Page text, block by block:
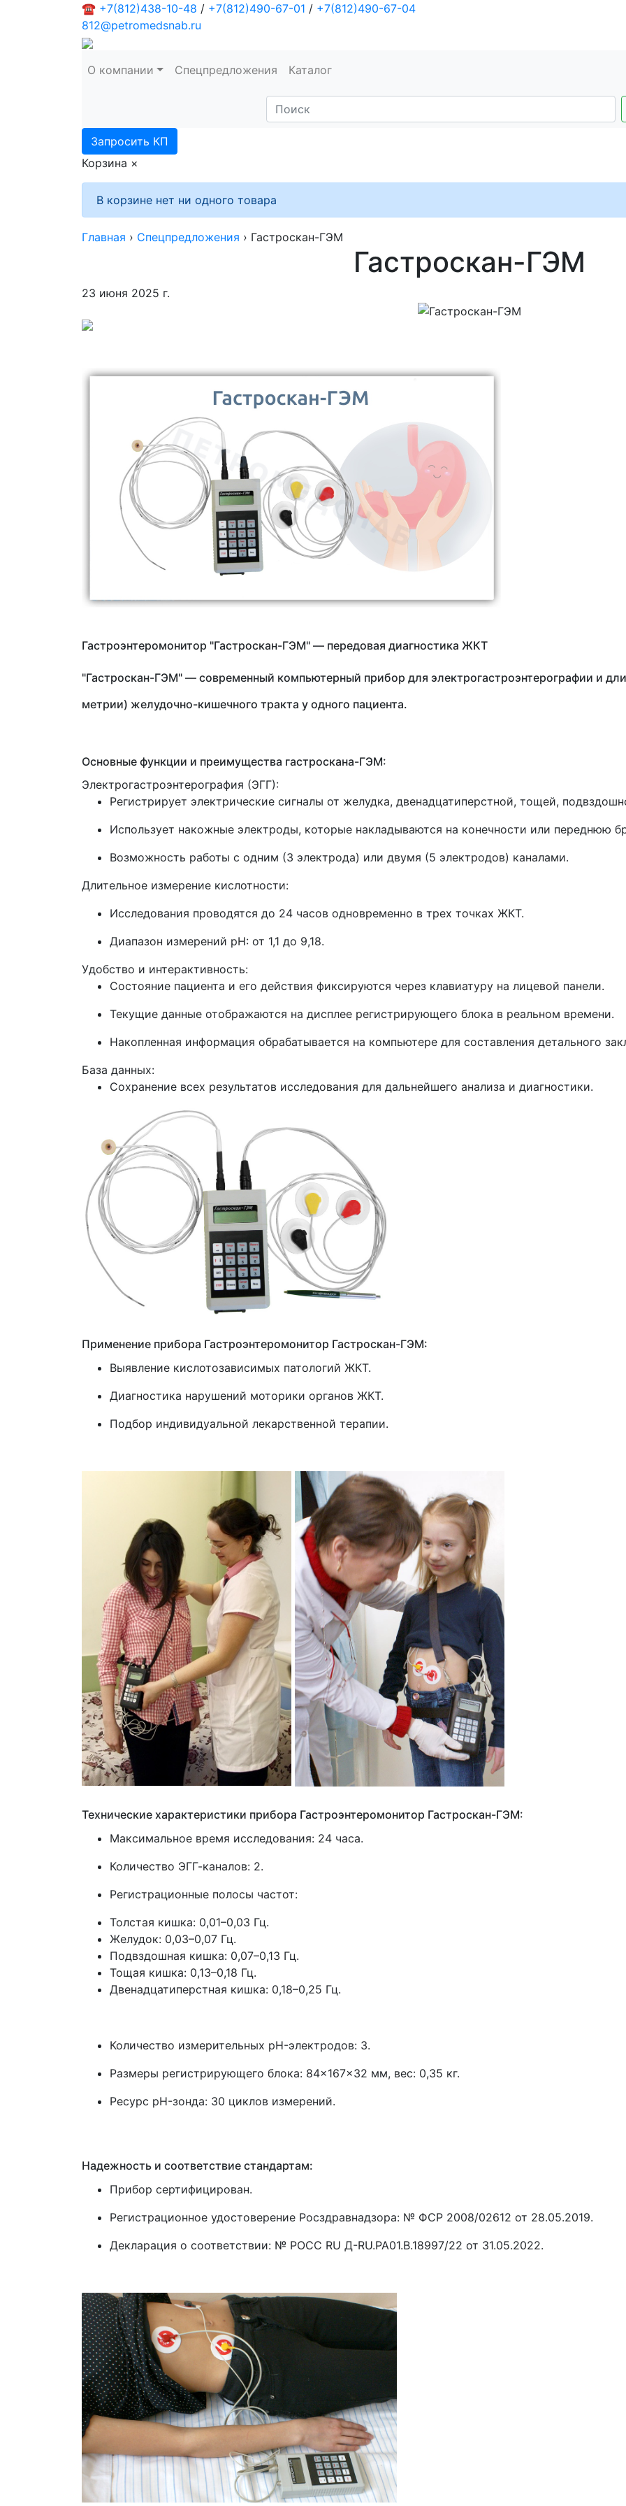
☎ +7(812)438-10-48 / +7(812)490-67-01 / +7(812)490-67-04
812@petromedsnab.ru
О компании Спецпредложения Каталог
Запросить КП
Корзина ×
В корзине нет ни одного товара
Главная › Спецпредложения › Гастроскан-ГЭМ
Гастроскан-ГЭМ
23 июня 2025 г.
Гастроэнтеромонитор "Гастроскан-ГЭМ" — передовая диагностика ЖКТ
"Гастроскан-ГЭМ" — современный компьютерный прибор для электрогастроэнтерографии и
метрии) желудочно-кишечного тракта у одного пациента.
Основные функции и преимущества гастроскана-ГЭМ:
Электрогастроэнтерография (ЭГГ):
Регистрирует электрические сигналы от желудка, двенадцатиперстной, тощей,
Использует накожные электроды, которые накладываются на конечности или переднюю
Возможность работы с одним (3 электрода) или двумя (5 электродов) каналами.
Длительное измерение кислотности:
Исследования проводятся до 24 часов одновременно в трех точках ЖКТ.
Диапазон измерений pH: от 1,1 до 9,18.
Удобство и интерактивность:
Состояние пациента и его действия фиксируются через клавиатуру на лицевой панели.
Текущие данные отображаются на дисплее регистрирующего блока в реальном времени.
Накопленная информация обрабатывается на компьютере для составления детального
База данных:
Сохранение всех результатов исследования для дальнейшего анализа и диагностики.
Применение прибора Гастроэнтеромонитор Гастроскан-ГЭМ:
Выявление кислотозависимых патологий ЖКТ.
Диагностика нарушений моторики органов ЖКТ.
Подбор индивидуальной лекарственной терапии.
Технические характеристики прибора Гастроэнтеромонитор Гастроскан-ГЭМ:
Максимальное время исследования: 24 часа.
Количество ЭГГ-каналов: 2.
Регистрационные полосы частот:
Толстая кишка: 0,01–0,03 Гц.
Желудок: 0,03–0,07 Гц.
Подвздошная кишка: 0,07–0,13 Гц.
Тощая кишка: 0,13–0,18 Гц.
Двенадцатиперстная кишка: 0,18–0,25 Гц.
Количество измерительных pH-электродов: 3.
Размеры регистрирующего блока: 84×167×32 мм, вес: 0,35 кг.
Ресурс pH-зонда: 30 циклов измерений.
Надежность и соответствие стандартам:
Прибор сертифицирован.
Регистрационное удостоверение Росздравнадзора: № ФСР 2008/02612 от 28.05.2019.
Декларация о соответствии: № РОСС RU Д-RU.РА01.В.18997/22 от 31.05.2022.